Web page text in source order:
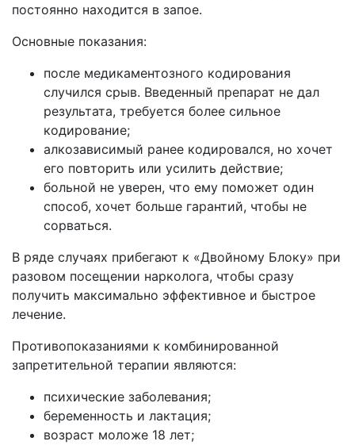
постоянно находится в запое.
Основные показания:
после медикаментозного кодирования
случился срыв. Введенный препарат не дал
результата, требуется более сильное
кодирование;
алкозависимый ранее кодировался, но хочет
его повторить или усилить действие;
больной не уверен, что ему поможет один
способ, хочет больше гарантий, чтобы не
сорваться.
В ряде случаях прибегают к «Двойному Блоку» при
разовом посещении нарколога, чтобы сразу
получить максимально эффективное и быстрое
лечение.
Противопоказаниями к комбинированной
запретительной терапии являются:
психические заболевания;
беременность и лактация;
возраст моложе 18 лет;